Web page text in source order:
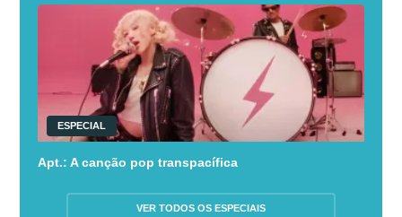
ESPECIAL
Apt.: A canção pop transpacífica
VER TODOS OS ESPECIAIS